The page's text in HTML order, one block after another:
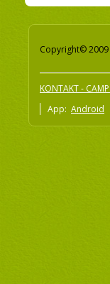
Copyright©
KONTAKT -
App: Android